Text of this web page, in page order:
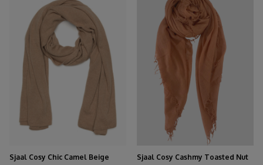
Sjaal Cosy Chic Camel Beige
Sjaal Cosy Cashmy Toasted Nut